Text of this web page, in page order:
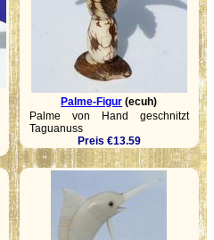
Palme-Figur (ecuh)
Palme von Hand geschnitzt
Taguanuss
Preis €13.59